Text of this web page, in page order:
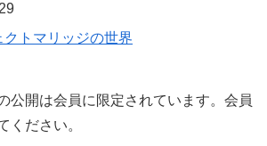
クトマリッジの世界
公開は会員に限定されています。会員
ください。